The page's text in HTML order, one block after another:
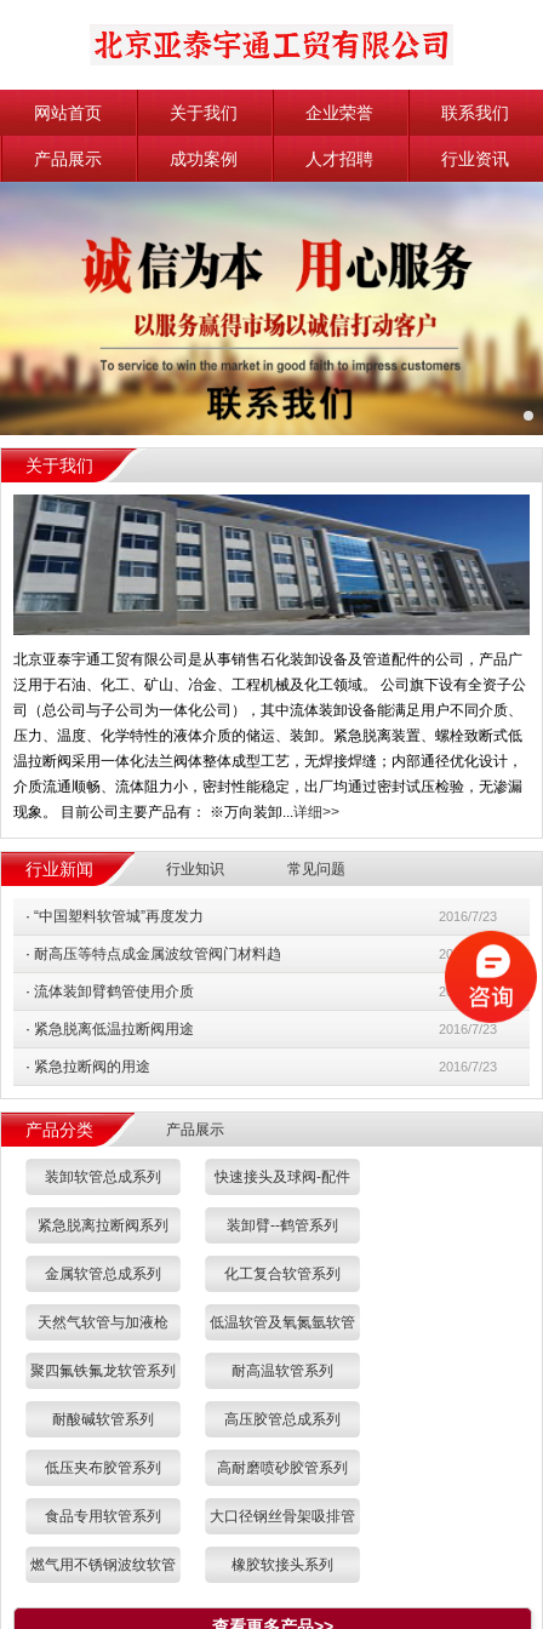
网站首页 关于我们 企业荣誉 联系我们
产品展示 成功案例 人才招聘 行业资讯
关于我们
北京亚泰宇通工贸有限公司是从事销售石化装卸设备及管道配件的公司，产品广
泛用于石油、化工、矿山、冶金、工程机械及化工领域。 公司旗下设有全资子公
司（总公司与子公司为一体化公司），其中流体装卸设备能满足用户不同介质、
压力、温度、化学特性的液体介质的储运、装卸。紧急脱离装置、螺栓致断式低
温拉断阀采用一体化法兰阀体整体成型工艺，无焊接焊缝；内部通径优化设计，
介质流通顺畅、流体阻力小，密封性能稳定，出厂均通过密封试压检验，无渗漏
现象。 目前公司主要产品有： ※万向装卸...详细>>
行业新闻 行业知识 常见问题
· “中国塑料软管城”再度发力 2016/7/23
· 耐高压等特点成金属波纹管阀门材料趋 2016/7/23
· 流体装卸臂鹤管使用介质 2016/7/23
· 紧急脱离低温拉断阀用途 2016/7/23
· 紧急拉断阀的用途 2016/7/23
产品分类 产品展示
装卸软管总成系列 快速接头及球阀-配件
紧急脱离拉断阀系列 装卸臂--鹤管系列
金属软管总成系列 化工复合软管系列
天然气软管与加液枪 低温软管及氧氮氩软管
聚四氟铁氟龙软管系列 耐高温软管系列
耐酸碱软管系列 高压胶管总成系列
低压夹布胶管系列 高耐磨喷砂胶管系列
食品专用软管系列 大口径钢丝骨架吸排管
燃气用不锈钢波纹软管 橡胶软接头系列